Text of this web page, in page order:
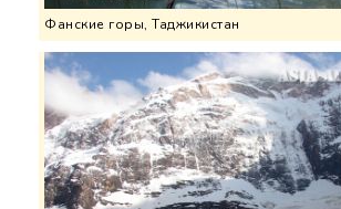
Фанские горы, Таджикистан